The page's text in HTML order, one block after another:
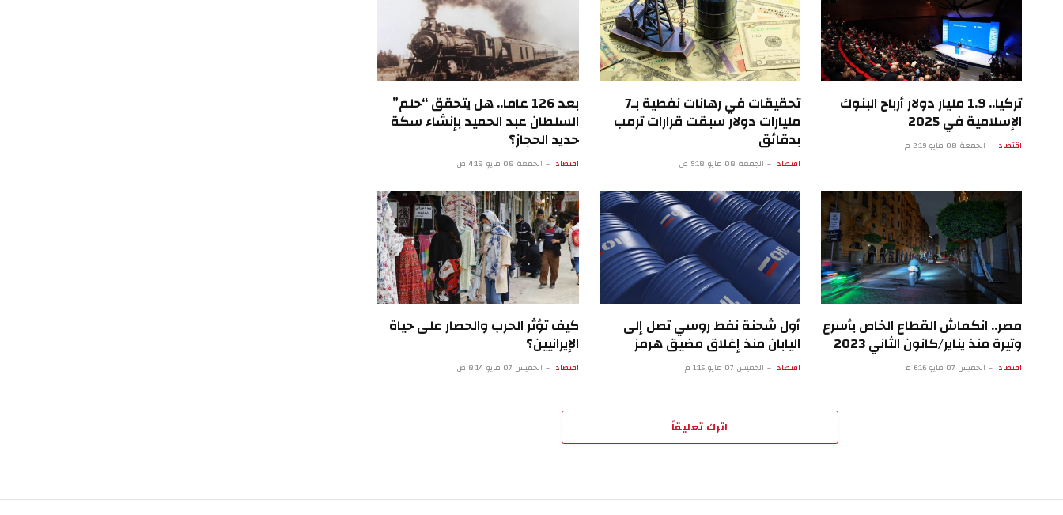
تركيا.. 1.9 مليار دولار أرباح البنوك
الإسلامية في 2025
اقتصاد الجمعة 08 مايو 2:19 م
تحقيقات في رهانات نفطية بـ7
مليارات دولار سبقت قرارات ترمب
بدقائق
اقتصاد الجمعة 08 مايو 9:18 ص
بعد 126 عاما.. هل يتحقق “حلم”
السلطان عبد الحميد بإنشاء سكة
حديد الحجاز؟
اقتصاد الجمعة 08 مايو 4:18 ص
مصر.. انكماش القطاع الخاص بأسرع
وتيرة منذ يناير/كانون الثاني 2023
اقتصاد الخميس 07 مايو 6:16 م
أول شحنة نفط روسي تصل إلى
اليابان منذ إغلاق مضيق هرمز
اقتصاد الخميس 07 مايو 1:15 م
كيف تؤثر الحرب والحصار على حياة
الإيرانيين؟
اقتصاد الخميس 07 مايو 8:14 ص
اترك تعليقاً